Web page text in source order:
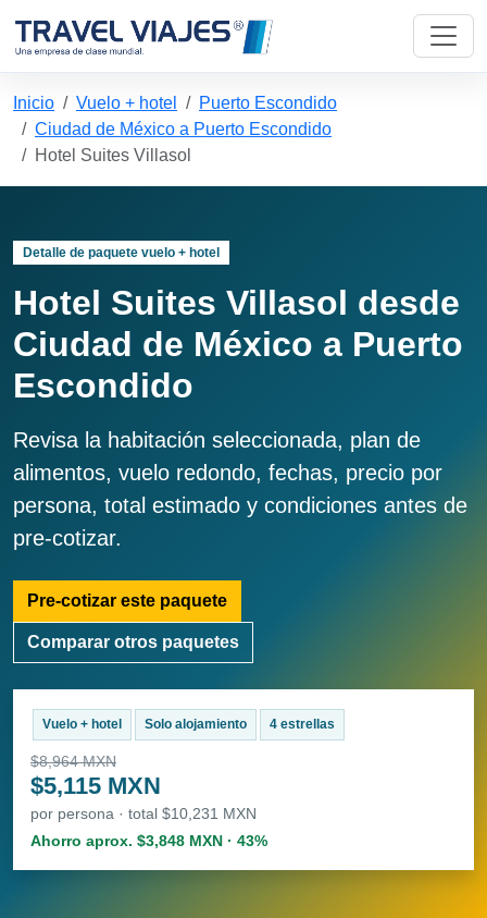
Inicio Vuelo + hotel
Puerto Escondido
Ciudad de México a Puerto Escondido
Hotel Suites Villasol
Detalle de paquete vuelo + hotel
Hotel Suites Villasol desde
Ciudad de México a Puerto
Escondido
Revisa la habitación seleccionada, plan de
alimentos, vuelo redondo, fechas, precio por
persona, total estimado y condiciones antes de
pre-cotizar.
Pre-cotizar este paquete
Comparar otros paquetes
Vuelo + hotel Solo alojamiento 4 estrellas
$8,964 MXN
$5,115 MXN
por persona · total $10,231 MXN
Ahorro aprox. $3,848 MXN · 43%